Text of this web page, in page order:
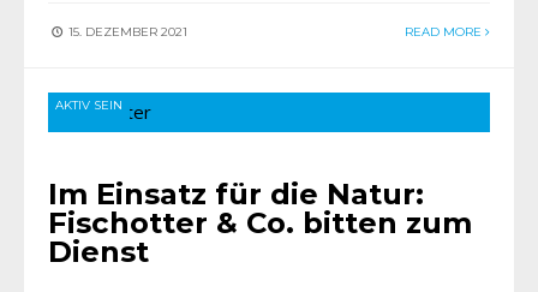
15. DEZEMBER 2021 READ MORE
AKTIV SEIN
Im Einsatz für die Natur:
Fischotter & Co. bitten zum
Dienst